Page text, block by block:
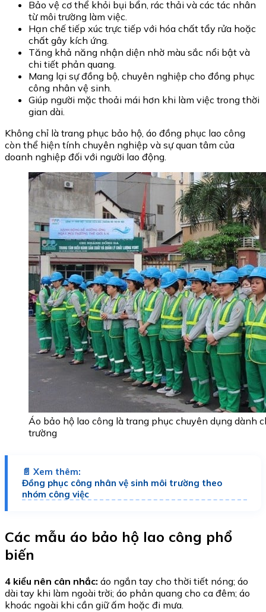
Bảo vệ cơ thể khỏi bụi bẩn, rác thải và các tác nhân
từ môi trường làm việc.
Hạn chế tiếp xúc trực tiếp với hóa chất tẩy rửa hoặc
chất gây kích ứng.
Tăng khả năng nhận diện nhờ màu sắc nổi bật và
chi tiết phản quang.
Mang lại sự đồng bộ, chuyên nghiệp cho đồng phục
công nhân vệ sinh.
Giúp người mặc thoải mái hơn khi làm việc trong thời
gian dài.
Không chỉ là trang phục bảo hộ, áo đồng phục lao công
còn thể hiện tính chuyên nghiệp và sự quan tâm của
doanh nghiệp đối với người lao động.
Áo bảo hộ lao công là trang phục chuyên dụng dành
trường
📄 Xem thêm:
Đồng phục công nhân vệ sinh môi trường theo
nhóm công việc
Các mẫu áo bảo hộ lao công phổ
biến
4 kiểu nên cân nhắc: áo ngắn tay cho thời tiết nóng; áo
dài tay khi làm ngoài trời; áo phản quang cho ca đêm; áo
khoác ngoài khi cần giữ ấm hoặc đi mưa.